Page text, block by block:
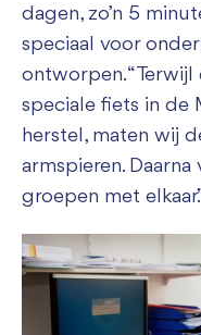
dagen, zo’n 5
speciaal voor
ontworpen.
speciale fiets in de
herstel, maten wij
armspieren.
groepen met